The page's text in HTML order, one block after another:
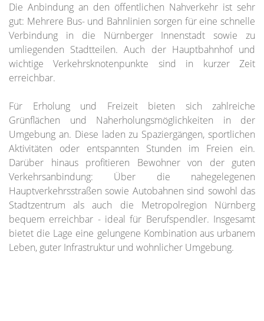
Die Anbindung an den öffentlichen Nahverkehr ist sehr
gut: Mehrere Bus- und Bahnlinien sorgen für eine schnelle
Verbindung in die Nürnberger Innenstadt sowie zu
umliegenden Stadtteilen. Auch der Hauptbahnhof und
wichtige Verkehrsknotenpunkte sind in kurzer Zeit
erreichbar.
Für Erholung und Freizeit bieten sich zahlreiche
Grünflächen und Naherholungsmöglichkeiten in der
Umgebung an. Diese laden zu Spaziergängen, sportlichen
Aktivitäten oder entspannten Stunden im Freien ein.
Darüber hinaus profitieren Bewohner von der guten
Verkehrsanbindung: Über die nahegelegenen
Hauptverkehrsstraßen sowie Autobahnen sind sowohl das
Stadtzentrum als auch die Metropolregion Nürnberg
bequem erreichbar - ideal für Berufspendler. Insgesamt
bietet die Lage eine gelungene Kombination aus urbanem
Leben, guter Infrastruktur und wohnlicher Umgebung.